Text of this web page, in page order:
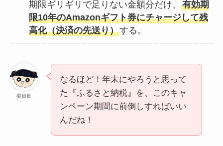
期限ギリギリで足りない金額分だけ、有効期
限10年のAmazonギフト券にチャージして残
高化（決済の先送り）する。
委員長
なるほど！年末にやろうと思って
た『ふるさと納税』を、このキャ
ンペーン期間に前倒しすればいい
んだね！